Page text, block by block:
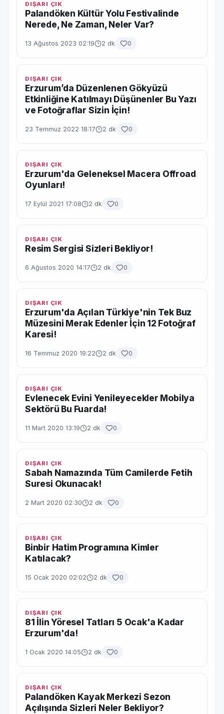
DIŞARI ÇIK
Palandöken Kültür Yolu Festivalinde
Nerede, Ne Zaman, Neler Var?
13 Ağustos 2023 02:19 2 dk 0
DIŞARI ÇIK
Erzurum’da Düzenlenen Gökyüzü
Etkinliğine Katılmayı Düşünenler Bu Yazı
ve Fotoğraflar Sizin İçin!
23 Temmuz 2022 18:17 2 dk 0
DIŞARI ÇIK
Erzurum'da Geleneksel Macera Offroad
Oyunları!
17 Eylül 2021 17:08 2 dk 0
DIŞARI ÇIK
Resim Sergisi Sizleri Bekliyor!
6 Ağustos 2020 14:17 2 dk 0
DIŞARI ÇIK
Erzurum'da Açılan Türkiye'nin Tek Buz
Müzesini Merak Edenler İçin 12 Fotoğraf
Karesi!
16 Temmuz 2020 19:22 2 dk 0
DIŞARI ÇIK
Evlenecek Evini Yenileyecekler Mobilya
Sektörü Bu Fuarda!
11 Mart 2020 13:19 2 dk 0
DIŞARI ÇIK
Sabah Namazında Tüm Camilerde Fetih
Suresi Okunacak!
2 Mart 2020 02:30 2 dk 0
DIŞARI ÇIK
Binbir Hatim Programına Kimler
Katılacak?
15 Ocak 2020 02:02 2 dk 0
DIŞARI ÇIK
81 İlin Yöresel Tatları 5 Ocak'a Kadar
Erzurum'da!
1 Ocak 2020 14:05 2 dk 0
DIŞARI ÇIK
Palandöken Kayak Merkezi Sezon
Açılışında Sizleri Neler Bekliyor?